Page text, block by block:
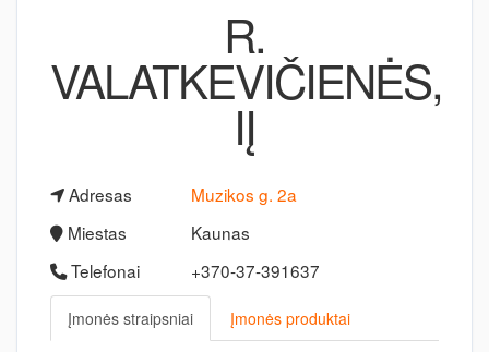
R.
VALATKEVIČIENĖS,
IĮ
Adresas
Muzikos g. 2a
Miestas
Kaunas
Telefonai
+370-37-391637
Įmonės straipsniai Įmonės produktai